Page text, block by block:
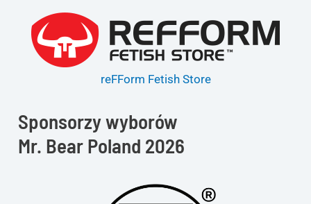
reFForm Fetish Store
Sponsorzy wyborów
Mr. Bear Poland 2026